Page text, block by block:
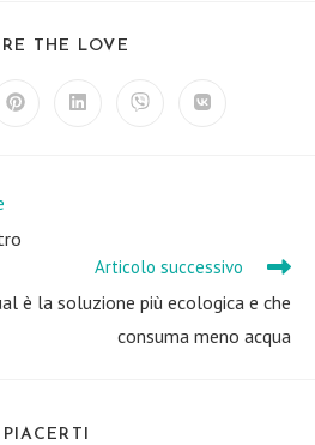
THE LOVE
Opens Opens Opens Opens
Articolo successivo
è la soluzione più ecologica e che
consuma meno acqua